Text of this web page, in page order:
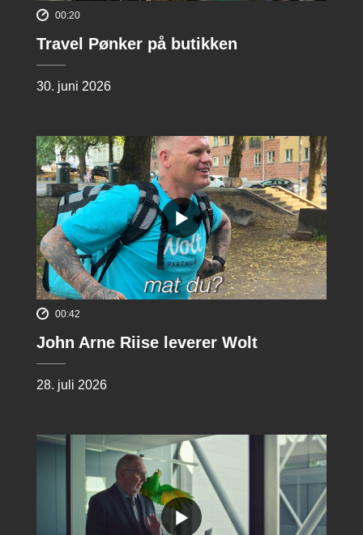
00:20
Travel Pønker på butikken
30. juni 2026
00:42
John Arne Riise leverer Wolt
28. juli 2026